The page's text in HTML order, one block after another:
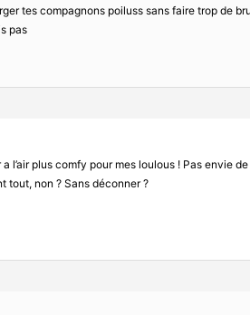
tes compagnons poiluss sans faire trop de
pas
l’air plus comfy pour mes loulous ! Pas envie
tout, non ? Sans déconner ?